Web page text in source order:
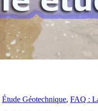
Étude Géotechnique, FAQ :